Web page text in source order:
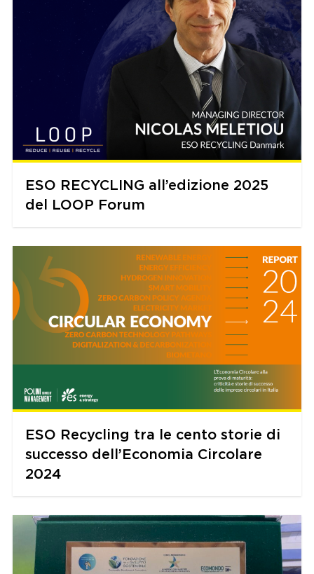
ESO RECYCLING all’edizione 2025
del LOOP Forum
ESO Recycling tra le cento storie di
successo dell’Economia Circolare
2024